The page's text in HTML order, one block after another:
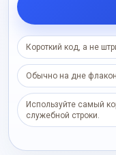
Короткий код, а не
Обычно на дне
Используйте самый
служебной строки.